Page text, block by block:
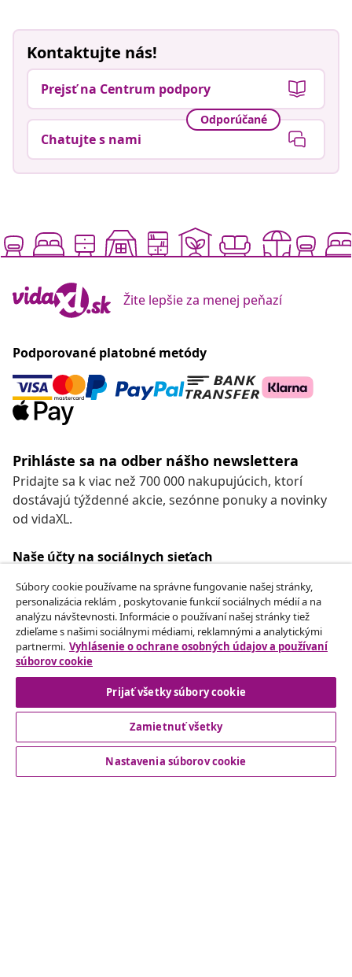
Kontaktujte nás!
Prejsť na Centrum podpory
Odporúčané
Chatujte s nami
Žite lepšie za menej peňazí
Podporované platobné metódy
Prihláste sa na odber nášho newslettera
Pridajte sa k viac než 700 000 nakupujúcich, ktorí
dostávajú týždenné akcie, sezónne ponuky a novinky
od vidaXL.
Naše účty na sociálnych sieťach
Odstúpenie od zmluvy
Odošlite žiadosť o odstúpenie od vašej objednávky.
Odstúpenie od zmluvy
Zákaznícky Servis
Súbory cookie používame na správne fungovanie našej stránky,
personalizácia reklám , poskytovanie funkcií sociálnych médií a na
analýzu návštevnosti. Informácie o používaní našej stránky tiež
zdieľame s našimi sociálnymi médiami, reklamnými a analytickými
partnermi. Vyhlásenie o ochrane osobných údajov a používaní
súborov cookie
Prijať všetky súbory cookie
Zamietnuť všetky
Nastavenia súborov cookie